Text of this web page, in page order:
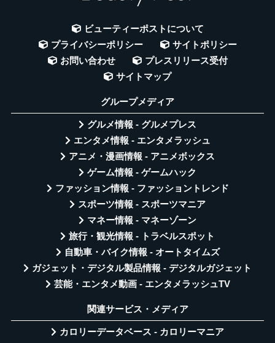
ビューティーポストについて
プライバシーポリシー
サイトポリシー
お問い合わせ
プレスリリース受付
サイトマップ
グループメディア
グルメ情報 - グルメプレス
エンタメ情報 - エンタメラッシュ
アニメ・漫画情報 - アニメボックス
ゲーム情報 - ゲームハック
ファッション情報 - ファッショントレンド
スポーツ情報 - スポーツマニア
マネー情報 - マネーゾーン
旅行・観光情報 - トラベルスポット
自動車・バイク情報 - オートタイムズ
ガジェット・デジタル製品情報 - デジタルガジェット
芸能・エンタメ動画 - エンタメラッシュTV
関連サービス・メディア
カロリーデータベース - カロリーマニア